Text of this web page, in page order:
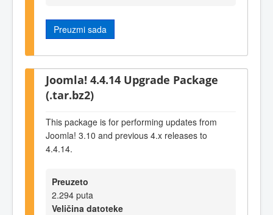
Preuzmi sada
Joomla! 4.4.14 Upgrade Package
(.tar.bz2)
This package is for performing updates from
Joomla! 3.10 and previous 4.x releases to
4.4.14.
Preuzeto
2.294 puta
Veličina datoteke